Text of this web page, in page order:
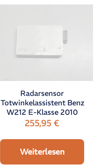
Radarsensor
Totwinkelassistent Benz
W212 E-Klasse 2010
255,95€
Weiterlesen